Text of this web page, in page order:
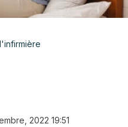
2022 19:51